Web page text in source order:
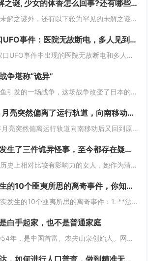
6个罕见的未解之谜, 少女的体香怎么回事?还有哪些？
除了少女体香的未解之谜外，还有以下较为罕见的未解之谜：1. **人体自燃现象**：在某些情况下，人体会莫名其妙地起火燃烧，而且火势凶猛，受害者往往在短时间内被严重烧伤甚至死亡。这种现象极其罕见且令人费解，因为人体本身通常不具备自燃的条件。一...
1982年张家口UFO事件：医院无故断电，多人见到奇怪的光，这事你怎么看？
对于1982年张家口UFO事件中出现的医院无故断电和多人见到奇怪的光这一现象，可以从以下几个角度来分析：1. **自然现象或天文现象误认的可能性**：- **大气光学现象**：自然界中存在着多种大气光学现象，如球状闪电、极光、海市蜃楼等。在...
争堪称“诡异”
日本的由一条臭鱼引发的一场战争，这场战争改变了日本的命运，起因居然是一条臭鱼，这是我认为最诡异的战争了。1582年，织田信长已经控制了以京都为中心的最富庶的半个日本，威望和势力都如日中天，统一日本只是个时间问题。信长也做好了消灭其他不服从命...
公元1102年，月亮突然偏离了运行轨道，向南移动，不久后又回到了原位这么离奇的事件你怎么看
对于公元1102年月亮突然偏离运行轨道向南移动后又回到原位这一事件，我们可以从科学和历史文化两个角度来分析：- **科学角度**：- **观测误差可能性**：古代的天文观测技术相对落后，缺乏高精度的观测仪器和科学的观测方法。人们对天体的观测...
慈禧下葬时，发生了三件诡异怪事，至今都存在疑虑！
慈禧太后是我国历史上相对比较有影响力的女人，她作为清朝末期的真正掌权者不仅用自己的实力证明了女人统治男人是很正常的事情而且还做了很多男人都想不到的决定。其实慈禧太后是我国历史上一个比较有争议的女人，也是一个影响历史的女人。慈禧太后作为清朝末...
历史上真实发生的10个匪夷所思的离奇事件，你知道几个？
以下是历史上真实发生的10个匪夷所思的离奇事件：1. **法国女子学校火灾事件**：2002年，沙特阿拉伯麦加的一所女子学校发生火灾，女学生们逃离时，在校门口巡逻的“宗教警察”竟以她们没有佩戴面纱、没穿伊斯兰传统服装为由阻止学生离开着火的教...
白手起家，也不是普通家庭
钟睒睒出生于1954年，是中国首富、农夫山泉创始人。网上都说钟睒睒是白手起家、普通家庭，但我不这么认为。你仔细看：背景：钟睒睒的父亲在浙东游击区做新闻宣传工作，建国后进入了《浙江日报》做编辑工作，还曾做过浙江人民广播电台政治宣传组负责人。钟...